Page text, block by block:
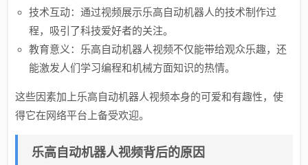
技术互动：通过视频展示乐高自动机器人的技术制作过
程，吸引了科技爱好者的关注。
教育意义：乐高自动机器人视频不仅能带给观众乐趣，还
能激发人们学习编程和机械方面知识的热情。
这些因素加上乐高自动机器人视频本身的可爱和有趣性，使
得它在网络平台上备受欢迎。
乐高自动机器人视频背后的原因